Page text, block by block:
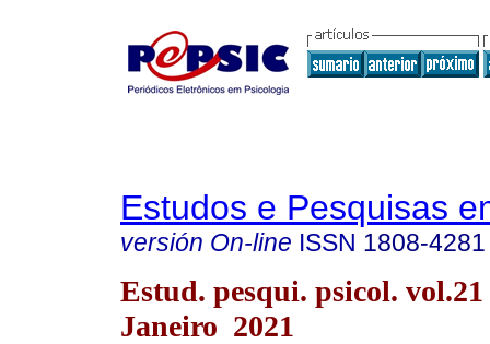
Estudos e Pesquisas
versión On-line ISSN 1808-4281
Estud. pesqui. psicol. vol.21
Janeiro 2021